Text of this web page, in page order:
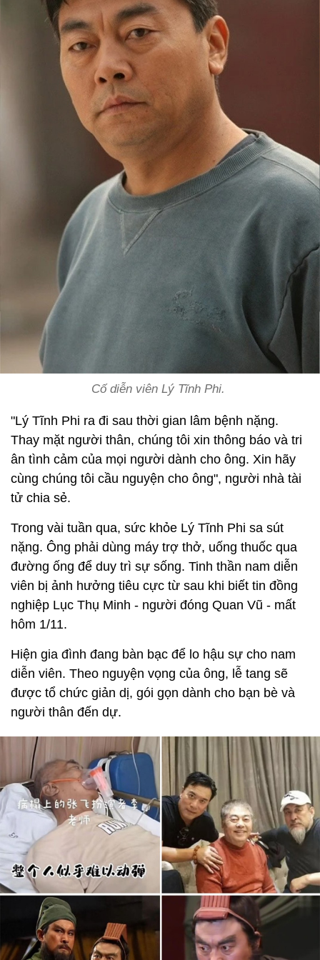
Cố diễn viên Lý Tĩnh Phi.
"Lý Tĩnh Phi ra đi sau thời gian lâm bệnh nặng.
Thay mặt người thân, chúng tôi xin thông báo và tri
ân tình cảm của mọi người dành cho ông. Xin hãy
cùng chúng tôi cầu nguyện cho ông", người nhà tài
tử chia sẻ.
Trong vài tuần qua, sức khỏe Lý Tĩnh Phi sa sút
nặng. Ông phải dùng máy trợ thở, uống thuốc qua
đường ống để duy trì sự sống. Tinh thần nam diễn
viên bị ảnh hưởng tiêu cực từ sau khi biết tin đồng
nghiệp Lục Thụ Minh - người đóng Quan Vũ - mất
hôm 1/11.
Hiện gia đình đang bàn bạc để lo hậu sự cho nam
diễn viên. Theo nguyện vọng của ông, lễ tang sẽ
được tổ chức giản dị, gói gọn dành cho bạn bè và
người thân đến dự.